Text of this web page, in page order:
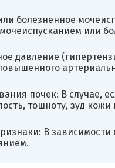
болезненное
или
давление
почек: В случае,
тошноту, зуд
В